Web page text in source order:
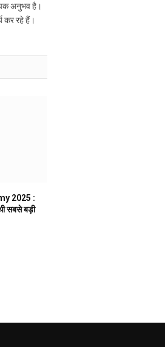
अनुभव है।
कर रहे हैं।
2025 :
सबसे बड़ी